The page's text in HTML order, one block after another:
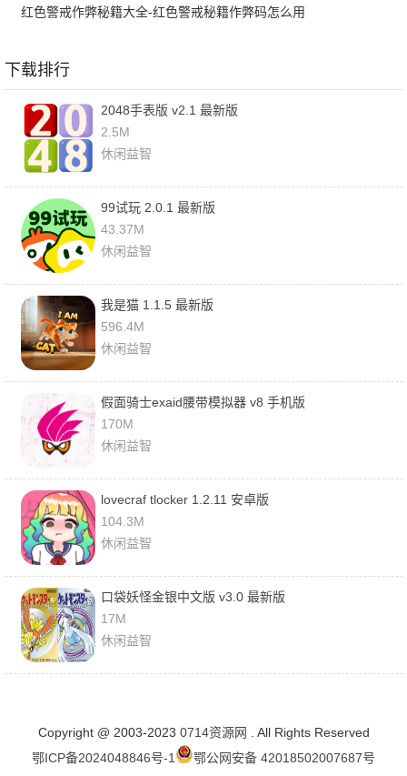
红色警戒作弊秘籍大全-红色警戒秘籍作弊码怎么用
下载排行
2048手表版 v2.1 最新版
2.5M
休闲益智
99试玩 2.0.1 最新版
43.37M
休闲益智
我是猫 1.1.5 最新版
596.4M
休闲益智
假面骑士exaid腰带模拟器 v8 手机版
170M
休闲益智
lovecraf tlocker 1.2.11 安卓版
104.3M
休闲益智
口袋妖怪金银中文版 v3.0 最新版
17M
休闲益智
Copyright @ 2003-2023 0714资源网 . All Rights Reserved
鄂ICP备2024048846号-1
鄂公网安备 42018502007687号